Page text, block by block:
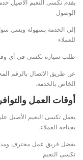
يقدم تكسى النعيم الأصيل
الوصول
إلى الخدمة بسهولة ويسر.
للعملاء
طلب سيارة تكسى في أي
عن طريق الاتصال بالرقم
الخاص بالخدمة.
أوقات العمل والتوافر
يعمل تكسى النعيم الأصيل
يحتاجه العملاء.
بفضل فريق عمل محترف
تكسى النعيم